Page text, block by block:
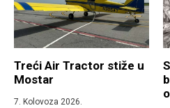
Treći Air Tractor stiže u
Mostar
7. Kolovoza 2026.